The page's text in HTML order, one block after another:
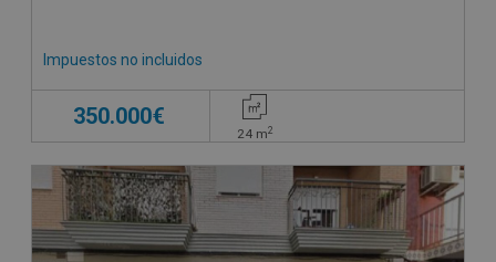
Impuestos no incluidos
350.000€
24 m2
CESIÓN DE REMATE